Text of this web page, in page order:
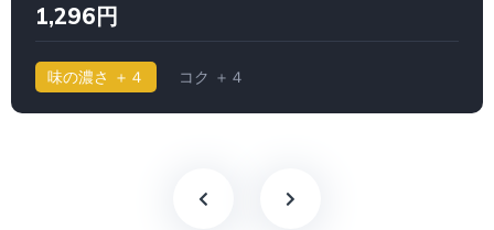
1,296円
味の濃さ ＋４ コク ＋４